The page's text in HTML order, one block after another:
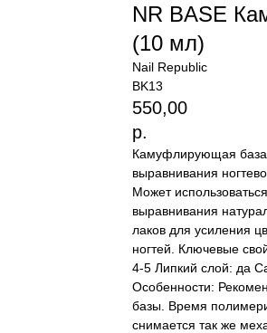
NR BASE
(10 мл)
Nail Republic
BK13
550,00
р.
Камуфлирующая база
выравнивания
Может
выравнивания
лаков для усиления
ногтей. Ключевые
4-5 Липкий слой: да
Особенности:
базы. Время
снимается так же